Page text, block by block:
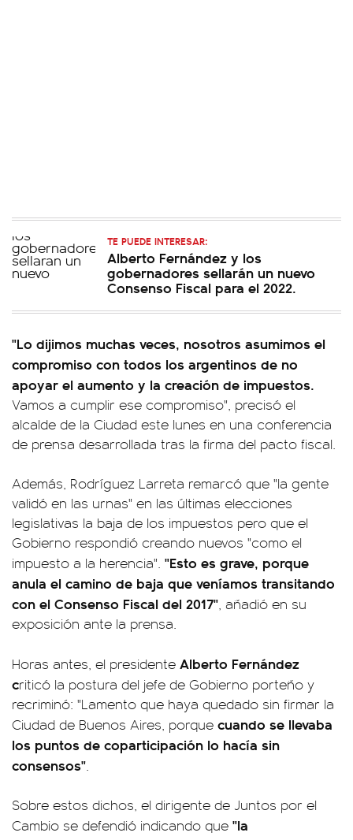
TE PUEDE INTERESAR:
Alberto Fernández y los
gobernadores sellarán un nuevo
Consenso Fiscal para el 2022.
"Lo dijimos muchas veces, nosotros asumimos el
compromiso con todos los argentinos de no
apoyar el aumento y la creación de impuestos.
Vamos a cumplir ese compromiso", precisó el
alcalde de la Ciudad este lunes en una conferencia
de prensa desarrollada tras la firma del pacto fiscal.
Además, Rodríguez Larreta remarcó que "la gente
validó en las urnas" en las últimas elecciones
legislativas la baja de los impuestos pero que el
Gobierno respondió creando nuevos "como el
impuesto a la herencia". "Esto es grave, porque
anula el camino de baja que veníamos transitando
con el Consenso Fiscal del 2017", añadió en su
exposición ante la prensa.
Horas antes, el presidente Alberto Fernández
criticó la postura del jefe de Gobierno porteño y
recriminó: "Lamento que haya quedado sin firmar la
Ciudad de Buenos Aires, porque cuando se llevaba
los puntos de coparticipación lo hacía sin
consensos".
Sobre estos dichos, el dirigente de Juntos por el
Cambio se defendió indicando que "la